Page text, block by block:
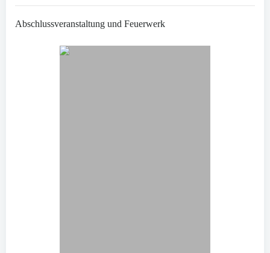
Abschlussveranstaltung und Feuerwerk